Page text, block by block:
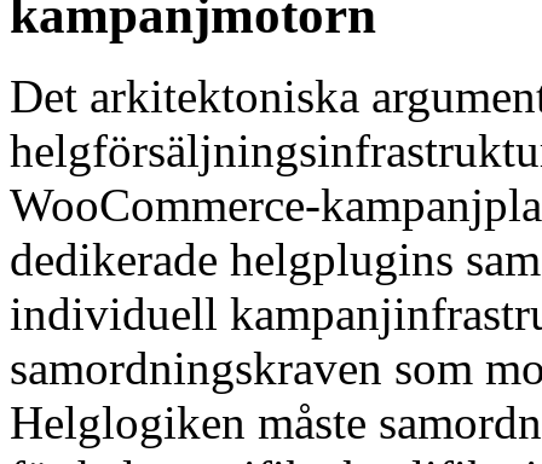
kampanjmotorn
Det arkitektoniska
WooCommerce-
dedikerade helgplugins
individuell
samordningskraven som
Helglogiken måste